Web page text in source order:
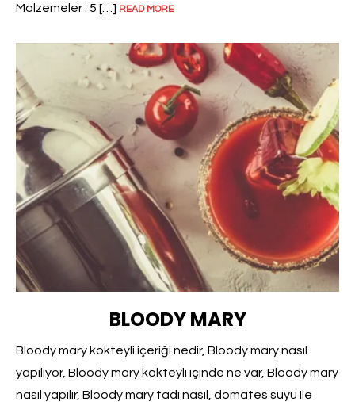
Malzemeler : 5 […] READ MORE
BLOODY MARY
Bloody mary kokteyli içeriği nedir, Bloody mary nasıl
yapılıyor, Bloody mary kokteyli içinde ne var, Bloody mary
nasıl yapılır, Bloody mary tadı nasıl, domates suyu ile